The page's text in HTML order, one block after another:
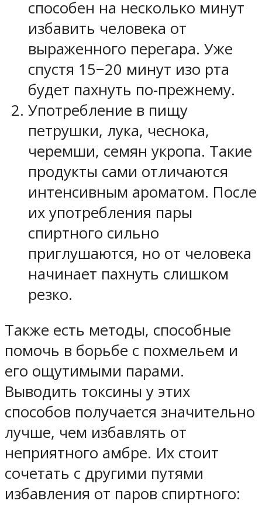
способен на несколько минут
избавить человека от
выраженного перегара. Уже
спустя 15−20 минут изо рта
будет пахнуть по-прежнему.
Употребление в пищу
петрушки, лука, чеснока,
черемши, семян укропа. Такие
продукты сами отличаются
интенсивным ароматом. После
их употребления пары
спиртного сильно
приглушаются, но от человека
начинает пахнуть слишком
резко.
Также есть методы, способные
помочь в борьбе с похмельем и
его ощутимыми парами.
Выводить токсины у этих
способов получается значительно
лучше, чем избавлять от
неприятного амбре. Их стоит
сочетать с другими путями
избавления от паров спиртного: